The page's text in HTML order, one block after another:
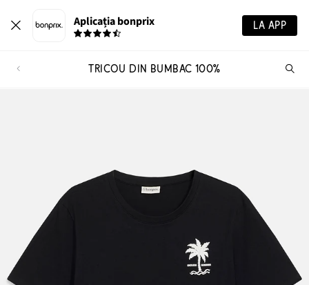
Aplicația bonprix LA APP
TRICOU DIN BUMBAC 100%